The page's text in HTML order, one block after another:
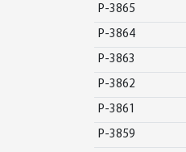
Р-3865
Р-3864
Р-3863
Р-3862
Р-3861
Р-3859